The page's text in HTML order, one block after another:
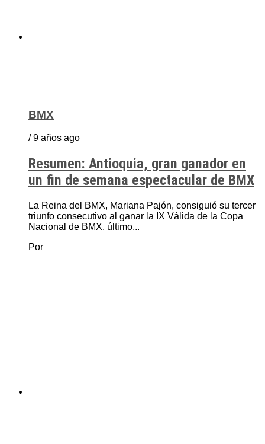
BMX
/ 9 años ago
Resumen: Antioquia, gran ganador en
un fin de semana espectacular de BMX
La Reina del BMX, Mariana Pajón, consiguió su tercer
triunfo consecutivo al ganar la IX Válida de la Copa
Nacional de BMX, último...
Por